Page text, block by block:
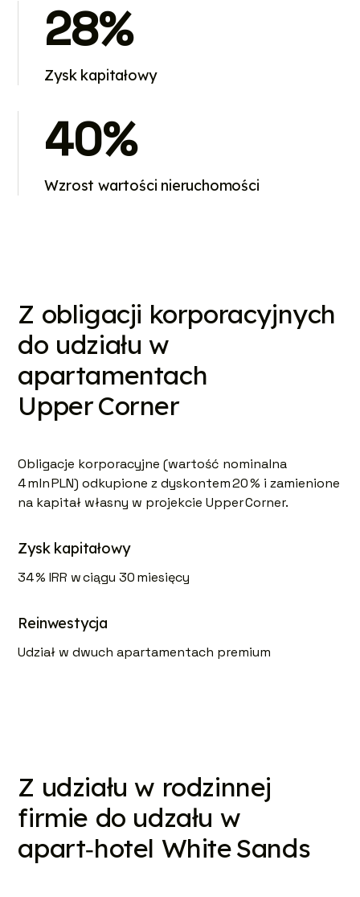
28%
Zysk kapitałowy
40%
Wzrost wartości nieruchomości
Z obligacji korporacyjnych
do udziału w
apartamentach
Upper Corner
Obligacje korporacyjne (wartość nominalna
4 mln PLN) odkupione z dyskontem 20 % i zamienione
na kapitał własny w projekcie Upper Corner.
Zysk kapitałowy
34 % IRR w ciągu 30 miesięcy
Reinwestycja
Udział w dwuch apartamentach premium
Z udziału w rodzinnej
firmie do udzału w
apart‑hotel White Sands